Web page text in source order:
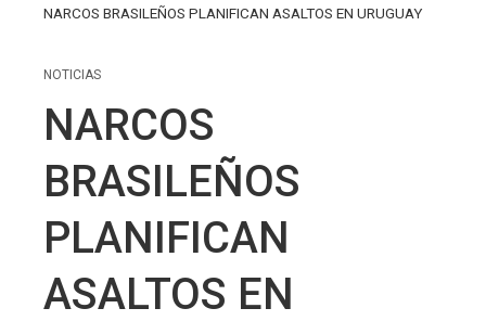
NARCOS BRASILEÑOS PLANIFICAN ASALTOS EN URUGUAY
NOTICIAS
NARCOS
BRASILEÑOS
PLANIFICAN
ASALTOS EN